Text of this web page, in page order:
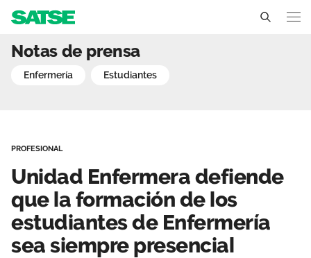
Delegados Sindicales
Estructura organizativa
Transparencia
Secciones sindicales
Servicios
Actualidad
Temas
Sedes
Contáctanos
Unidad Enfermera
Notas de prensa
enfermería estudiantes
PROFESIONAL
Unidad Enfermera defiende
que la formación de los
estudiantes de Enfermería
sea siempre presencial